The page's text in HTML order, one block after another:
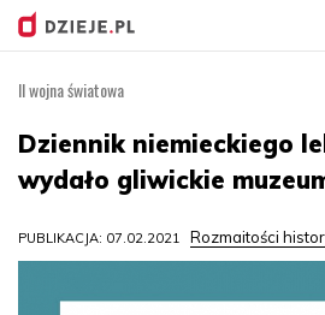
treści
II wojna światowa
Dziennik niemieckiego
wydało gliwickie
PUBLIKACJA: 07.02.2021 Rozmaitości